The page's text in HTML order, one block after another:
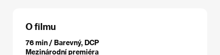
O filmu
76 min / Barevný, DCP
Mezinárodní premiéra